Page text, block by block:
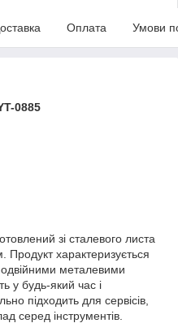
Оплата Умови
0885
зі сталевого листа
характеризується
металевими
у будь-який час і
підходить для сервісів,
серед інструментів.